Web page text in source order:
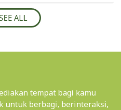
ALL
tempat bagi kamu
untuk berbagi, berinteraksi,